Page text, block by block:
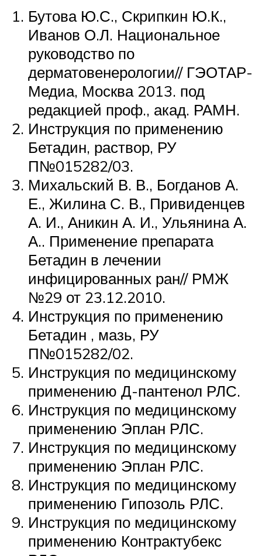
Бутова Ю.С., Скрипкин Ю.К.,
Иванов О.Л. Национальное
руководство по
дерматовенерологии// ГЭОТАР-
Медиа, Москва 2013. под
редакцией проф., акад. РАМН.
Инструкция по применению
Бетадин, раствор, РУ
П№015282/03.
Михальский В. В., Богданов А.
Е., Жилина С. В., Привиденцев
А. И., Аникин А. И., Ульянина А.
А.. Применение препарата
Бетадин в лечении
инфицированных ран// РМЖ
№29 от 23.12.2010.
Инструкция по применению
Бетадин , мазь, РУ
П№015282/02.
Инструкция по медицинскому
применению Д-пантенол РЛС.
Инструкция по медицинскому
применению Эплан РЛС.
Инструкция по медицинскому
применению Эплан РЛС.
Инструкция по медицинскому
применению Гипозоль РЛС.
Инструкция по медицинскому
применению Контрактубекс